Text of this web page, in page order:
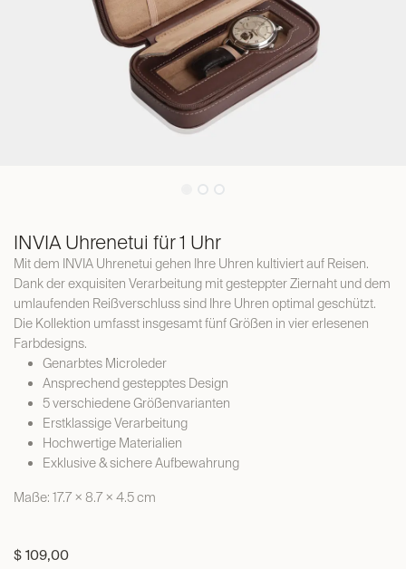
INVIA Uhrenetui für 1 Uhr
Mit dem INVIA Uhrenetui gehen Ihre Uhren kultiviert auf Reisen.
Dank der exquisiten Verarbeitung mit gesteppter Ziernaht und dem
umlaufenden Reißverschluss sind Ihre Uhren optimal geschützt.
Die Kollektion umfasst insgesamt fünf Größen in vier erlesenen
Farbdesigns.
Genarbtes Microleder
Ansprechend gestepptes Design
5 verschiedene Größenvarianten
Erstklassige Verarbeitung
Hochwertige Materialien
Exklusive & sichere Aufbewahrung
Maße: 17.7 × 8.7 × 4.5 cm
$ 109,00